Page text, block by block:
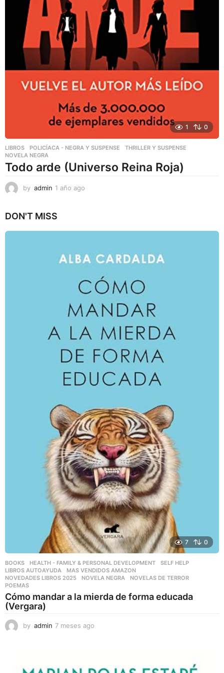
1 0
LIBROS ,POLICÍACA - NEGRA Y SUSPENSE ,THRILLER Y SUSPENSE
NOVELA NEGRA
Todo arde (Universo Reina Roja)
by admin 1 año ago
DON'T MISS
7 0
BOOKS ,HEALTH - FAMILY & PERSONAL DEVELOPMENT ,SELF HELP
LIBROS AUTOAYUDA
,MAS VENDIDOS AMAZON
NOVEDADES LIBROS 2025
,NOVELA NEGRA ,NOVELAS DE TERROR
POEMAS
Cómo mandar a la mierda de forma educada
(Vergara)
by admin 7 meses ago